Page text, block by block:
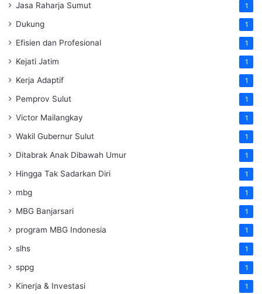
Jasa Raharja Sumut 1
Dukung 1
Efisien dan Profesional 1
Kejati Jatim 1
Kerja Adaptif 1
Pemprov Sulut 1
Victor Mailangkay 1
Wakil Gubernur Sulut 1
Ditabrak Anak Dibawah Umur 1
Hingga Tak Sadarkan Diri 1
mbg 1
MBG Banjarsari 1
program MBG Indonesia 1
slhs 1
sppg 1
Kinerja & Investasi 1